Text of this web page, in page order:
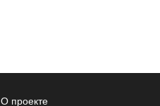
О проекте